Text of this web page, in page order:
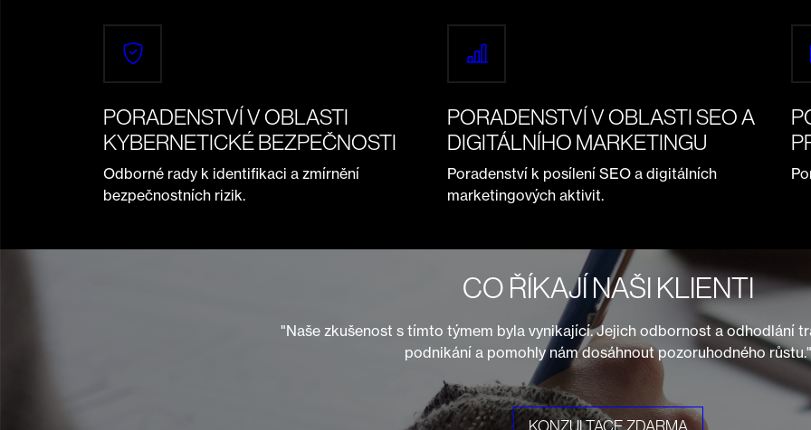
PORADENSTVÍ V OBLASTI
KYBERNETICKÉ BEZPEČNOSTI
Odborné rady k identifikaci a zmírnění
bezpečnostních rizik.
PORADENSTVÍ V OBLASTI SEO A
DIGITÁLNÍHO MARKETINGU
Poradenství k posílení SEO a digitálních
marketingových aktivit.
CO ŘÍKAJÍ NAŠI KLIENTI
"Naše zkušenost s tímto týmem byla vynikající. Jejich odbornost a odhodlání
podnikání a pomohly nám dosáhnout pozoruhodného růstu."
KONZULTACE ZDARMA